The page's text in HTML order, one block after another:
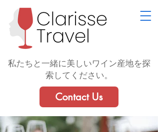
私たちと一緒に美しいワイン産地を探
索してください。
Contact Us